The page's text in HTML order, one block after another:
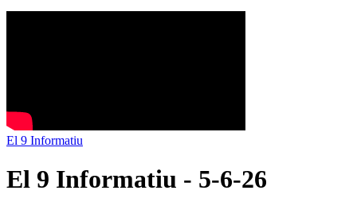
El 9 Informatiu
El 9 Informatiu - 5-6-26